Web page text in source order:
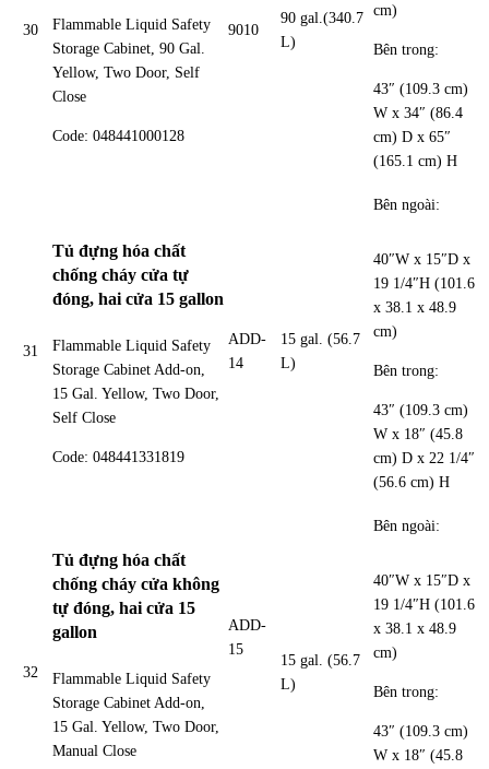
30
Flammable Liquid Safety
Storage Cabinet, 90 Gal.
Yellow, Two Door, Self
Close
Code: 048441000128
9010
90 gal.(340.7
L)
cm)
Bên trong:
43″ (109.3 cm)
W x 34″ (86.4
cm) D x 65″
(165.1 cm) H
31
Tủ đựng hóa chất
chống cháy cửa tự
đóng, hai cửa 15 gallon
Flammable Liquid Safety
Storage Cabinet Add-on,
15 Gal. Yellow, Two Door,
Self Close
Code: 048441331819
ADD-
14
15 gal. (56.7
L)
Bên ngoài:
40″W x 15″D x
19 1/4″H (101.6
x 38.1 x 48.9
cm)
Bên trong:
43″ (109.3 cm)
W x 18″ (45.8
cm) D x 22 1/4″
(56.6 cm) H
32
Tủ đựng hóa chất
chống cháy cửa không
tự đóng, hai cửa 15
gallon
Flammable Liquid Safety
Storage Cabinet Add-on,
15 Gal. Yellow, Two Door,
Manual Close
ADD-
15
15 gal. (56.7
L)
Bên ngoài:
40″W x 15″D x
19 1/4″H (101.6
x 38.1 x 48.9
cm)
Bên trong:
43″ (109.3 cm)
W x 18″ (45.8